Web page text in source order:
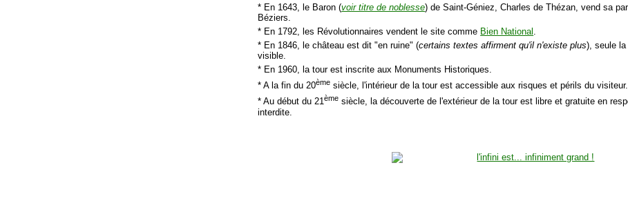
* En 1643, le Baron (voir titre de noblesse) de Saint-Géniez, Charles de Thézan, vend sa
Béziers.
* En 1792, les Révolutionnaires vendent le site comme Bien National
* En 1846, le château est dit "en ruine" (certains textes affirment qu'il n'existe plus), seule la
visible.
* En 1960, la tour est inscrite aux Monuments Historiques.
* A la fin du 20ème siècle, l'intérieur de la tour est accessible aux risques et périls du visiteur.
* Au début du 21ème siècle, la découverte de l'extérieur de la tour est libre et gratuite en
interdite.